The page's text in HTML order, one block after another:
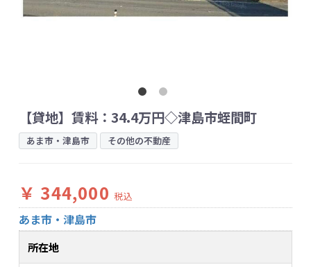
【貸地】賃料：34.4万円◇津島市蛭間町
あま市・津島市 その他の不動産
￥ 344,000 税込
あま市・津島市
所在地